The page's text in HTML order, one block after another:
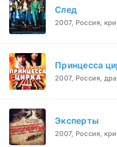
След
2007, Россия,
Принцесса
2007, Россия,
Эксперты
2007, Россия,